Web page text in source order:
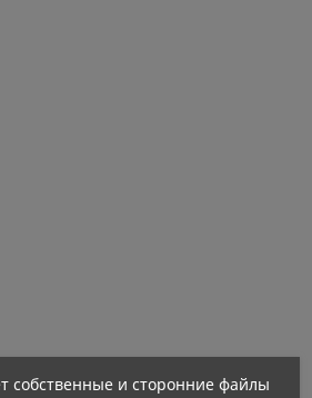
собственные и сторонние файлы